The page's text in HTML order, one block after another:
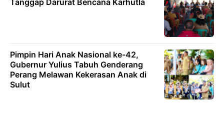
Tanggap Darurat Bencana Karhutla
Pimpin Hari Anak Nasional ke-42,
Gubernur Yulius Tabuh Genderang
Perang Melawan Kekerasan Anak di
Sulut